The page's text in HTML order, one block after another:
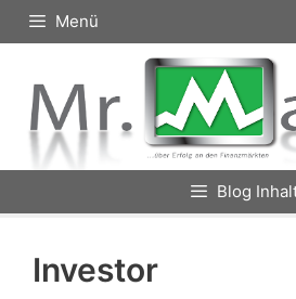
Inhalt
Menü
Blog
Investor